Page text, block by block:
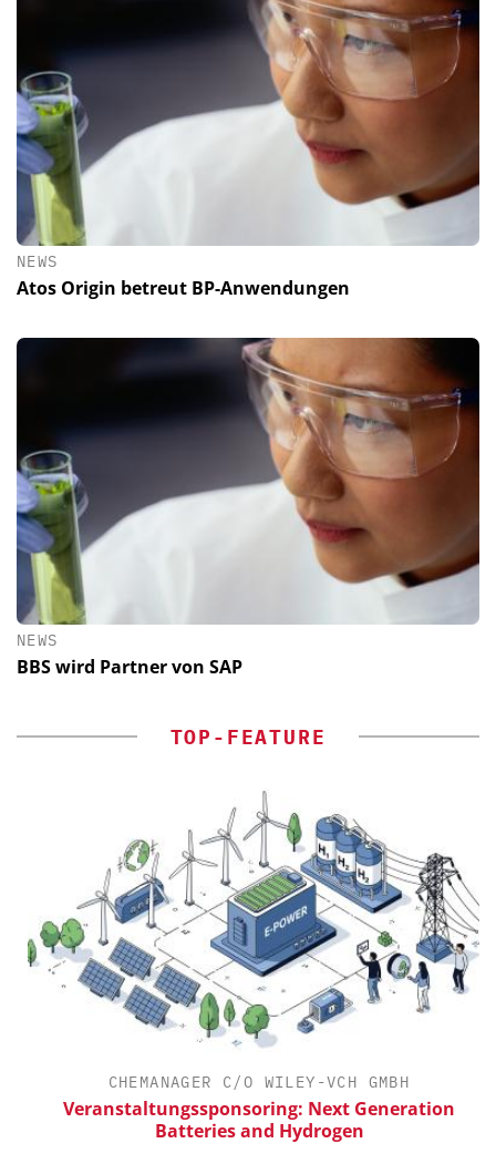
NEWS
Atos Origin betreut BP-Anwendungen
NEWS
BBS wird Partner von SAP
TOP-FEATURE
CHEMANAGER C/O WILEY-VCH GMBH
Veranstaltungssponsoring: Next Generation
Batteries and Hydrogen